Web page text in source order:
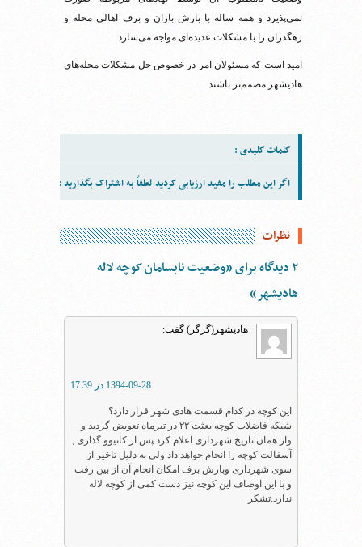
نمی‌پذیرد و همه ساله با بارش باران و برف اهالی محله و
رهگذران را با مشکلات عدیده‌ای مواجه می‌سازد.
امید است که مسئولان امر در خصوص حل مشکلات محله‌های
هادیشهر مصمم‌تر باشند.
کلمات کلیدی :
اگر این مطلب را مفید ارزیابی کردید لطفاً به اشتراک بگذارید :
نظرات
۲ دیدگاه برای ”وضعیت نابسامان کوچه لاله
هادیشهر“
هادیشهر(گرگر) گفت:
1394-09-28 در 17:39
این کوچه در کدام قسمت هادی شهر قرار دارد؟
شبکه فاضلاب کوچه بعثت ۲۲ در تیرماه تعویض گردید و
واز همان تاریخ شهرداری اعلام کرد پس از کانیوو گذاری ,
آسفالت کوچه را انجام خواهد داد ولی به دلیل تاخیر از
سوی شهرداری وبارش برف امکان انجام آن از بین رفت
و با این اوصاف این کوچه نیز دست کمی از کوچه لاله
ندارد.تشکر